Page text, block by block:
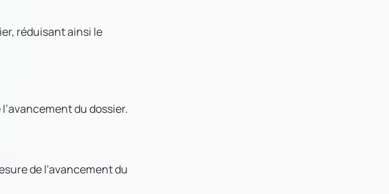
réduisant ainsi le
du dossier.
de l'avancement du